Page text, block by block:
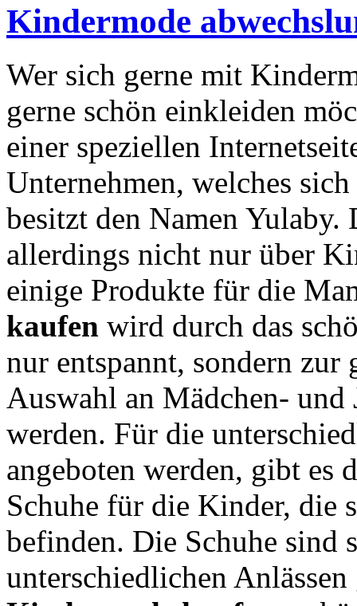
Kindermode
Wer sich gerne mit
gerne schön einkleiden
einer speziellen
Unternehmen, welches
besitzt den Namen
allerdings nicht nur über
einige Produkte für die
kaufen wird durch das
nur entspannt, sondern
Auswahl an Mädchen- und
werden. Für die
angeboten werden, gibt es
Schuhe für die Kinder, die
befinden. Die Schuhe sind
unterschiedlichen